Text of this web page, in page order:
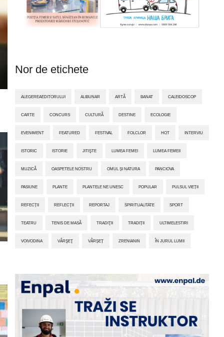
Nor de etichete
ALEGEREAEDITORULUI ALIBUNAR ARTĂ BANAT CALEIDOSCOP
CARTE CONCURS CULTURĂ DESTINE ECOLOGIE
EVENIMENT FEATURED FESTIVAL FOLCLOR HOT INTERVIU
ISTORIC ISTORIE JITIŞTE LUMEA FEMEI LUMEA FEMEII
MUZICĂ OASPETELE NOSTRU OMUL ȘI NATURA PANCIOVA
PASIUNE PLANTE PLANTELE NE UNESC POPULAR PULSUL VIEȚII
REFECȚII REFLECȚII REPORTAJ SPIRITUALITATE SPORT
TEATRU TENIS DE MASĂ TRADIŢII TRADIȚII ULTIMELESTIRI
VOIVODINA VÂRŞEŢ VÂRȘEȚ ZRENIANIN ÎN JURUL LUMII